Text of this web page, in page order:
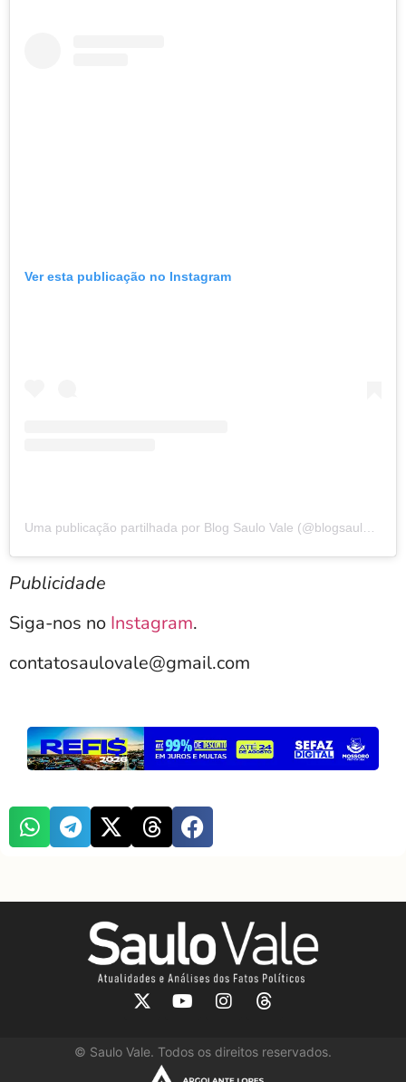
Ver esta publicação no Instagram
Uma publicação partilhada por Blog Saulo Vale (@blogsaulovale)
Publicidade
Siga-nos no Instagram.
contatosaulovale@gmail.com
© Saulo Vale. Todos os direitos reservados.